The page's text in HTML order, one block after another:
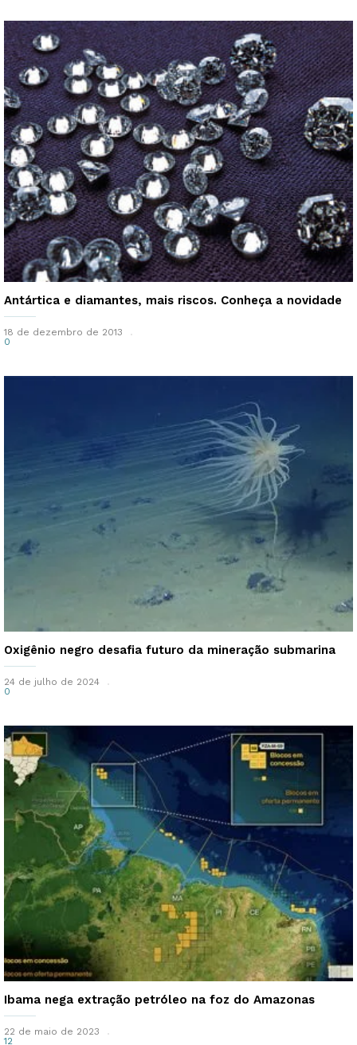
Antártica e diamantes, mais riscos. Conheça a novidade
18 de dezembro de 2013
0
Oxigênio negro desafia futuro da mineração submarina
24 de julho de 2024
0
Ibama nega extração petróleo na foz do Amazonas
22 de maio de 2023
12